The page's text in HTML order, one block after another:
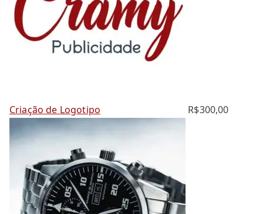
Criação de Logotipo R$300,00